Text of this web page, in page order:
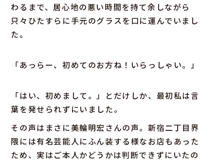
わるまで、居心地の悪い時間を持て余しながら
只々ひたすらに手元のグラスを口に運んでいまし
た。
「あっらー、初めてのお方ね！いらっしゃい。」
「はい、初めまして。」とだけしか、最初私は言
葉を発せられずにいました。
その声はまさに美輪明宏さんの声。新宿二丁目界
隈には有名芸能人にふん装する様なお店もあった
ため、実はご本人かどうかは判断できずにいたの